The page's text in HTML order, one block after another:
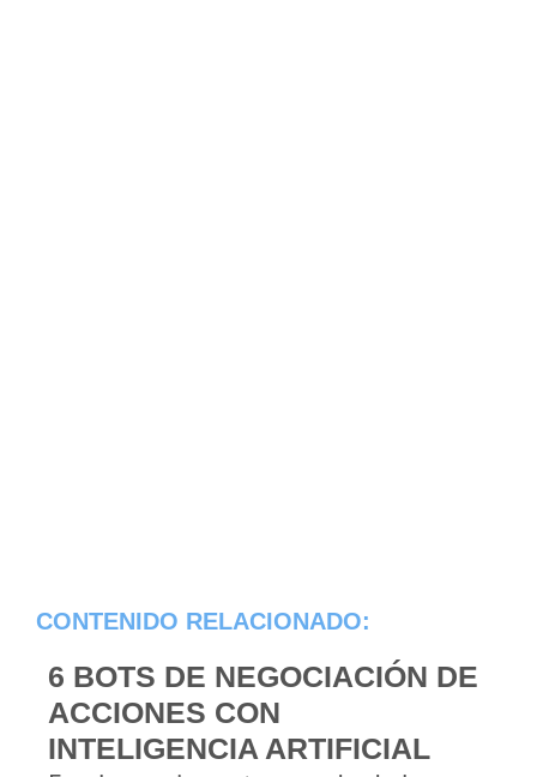
CONTENIDO RELACIONADO:
6 BOTS DE NEGOCIACIÓN DE
ACCIONES CON
INTELIGENCIA ARTIFICIAL